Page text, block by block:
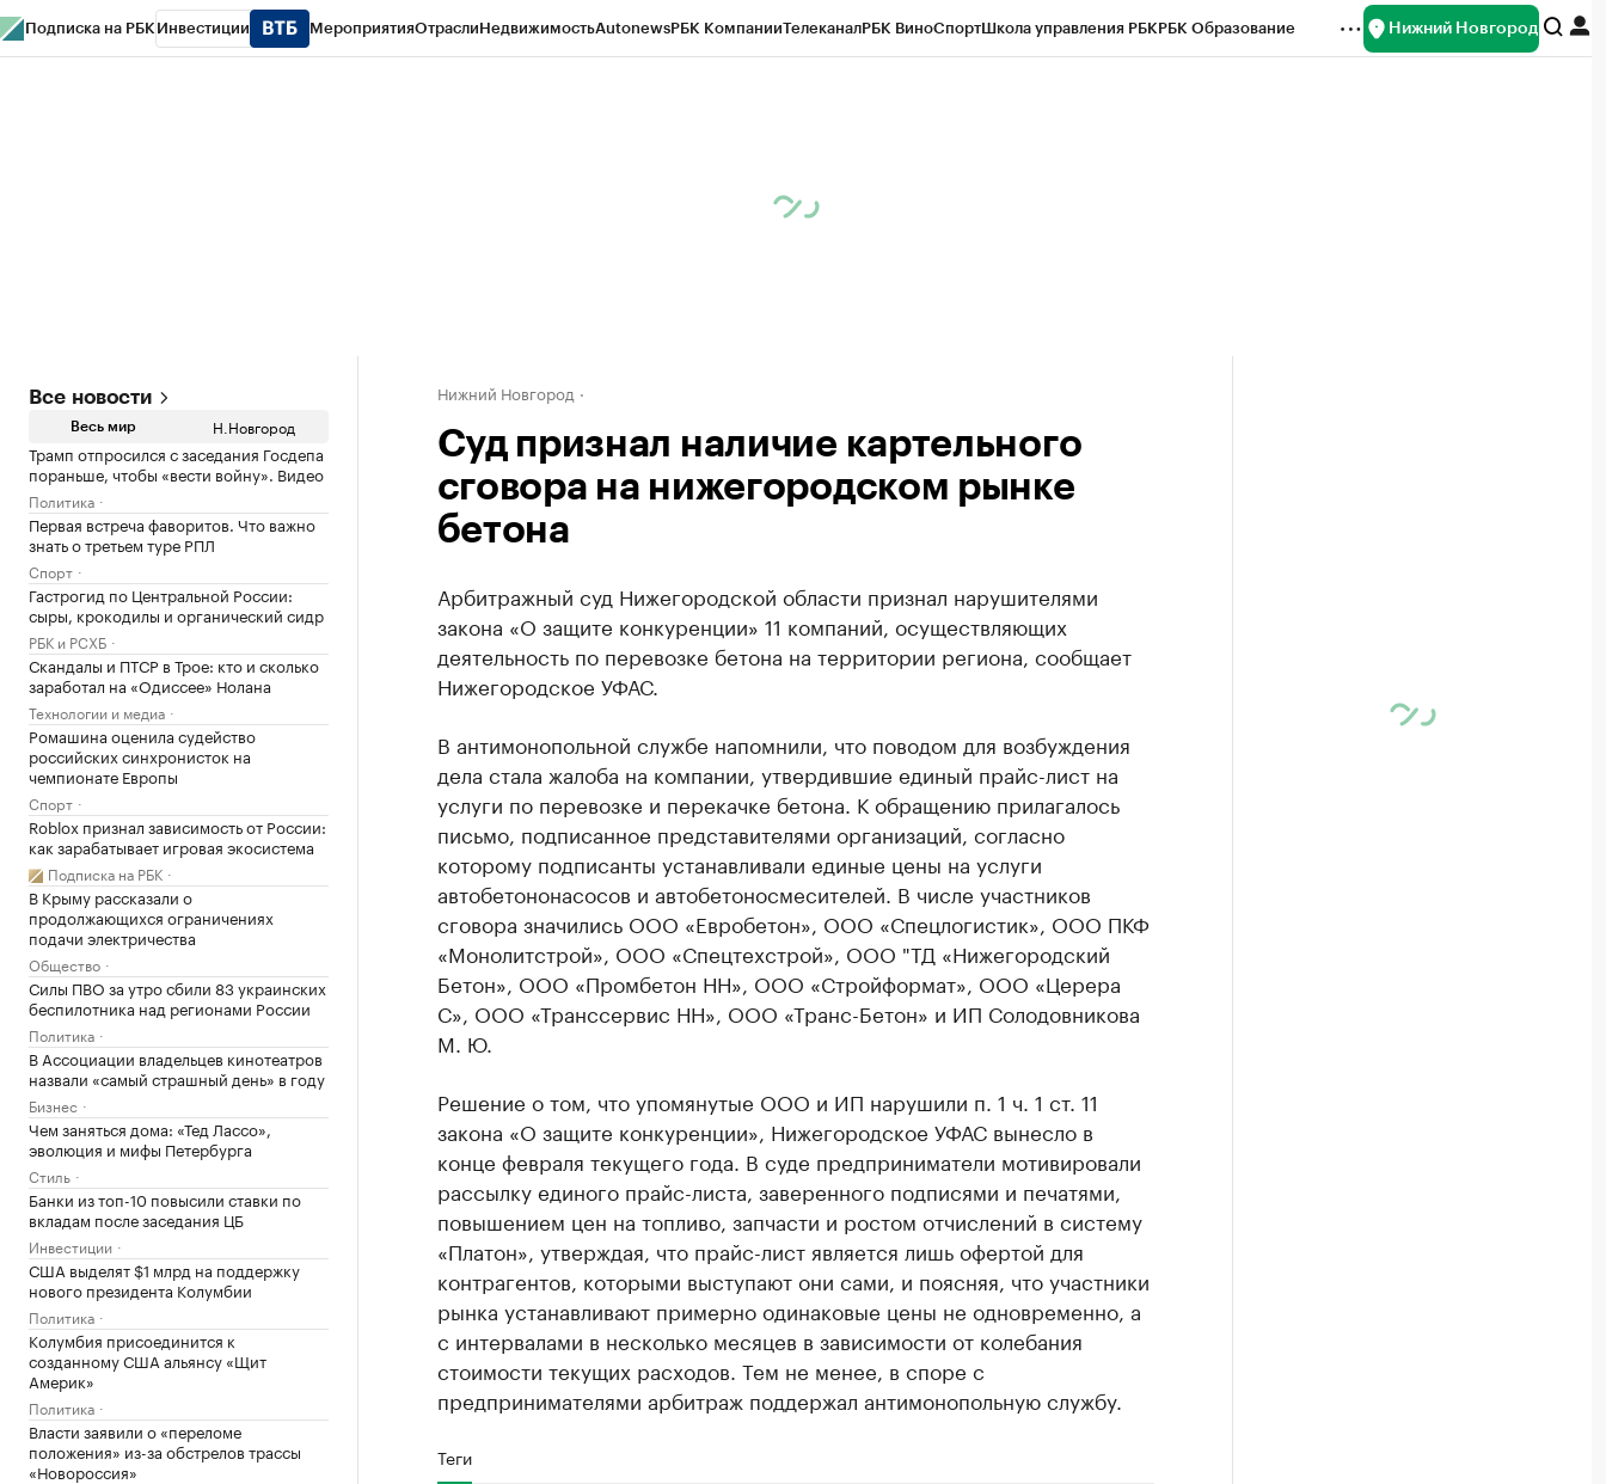
Подписка на РБК Инвестиции МероприятияОтраслиНедвижимостьAutonewsРБК КомпанииТелеканалРБК ВиноСпортШкола управления РБКРБК Образование Нижний Новгород
Все новости
Весь мир Н.Новгород
Трамп отпросился с заседания Госдепа
пораньше, чтобы «вести войну». Видео
Политика
Первая встреча фаворитов. Что важно
знать о третьем туре РПЛ
Спорт
Гастрогид по Центральной России:
сыры, крокодилы и органический сидр
РБК и РСХБ
Скандалы и ПТСР в Трое: кто и сколько
заработал на «Одиссее» Нолана
Технологии и медиа
Ромашина оценила судейство
российских синхронисток на
чемпионате Европы
Спорт
Roblox признал зависимость от России:
как зарабатывает игровая экосистема
Подписка на РБК
В Крыму рассказали о
продолжающихся ограничениях
подачи электричества
Общество
Силы ПВО за утро сбили 83 украинских
беспилотника над регионами России
Политика
В Ассоциации владельцев кинотеатров
назвали «самый страшный день» в году
Бизнес
Чем заняться дома: «Тед Лассо»,
эволюция и мифы Петербурга
Стиль
Банки из топ-10 повысили ставки по
вкладам после заседания ЦБ
Инвестиции
США выделят $1 млрд на поддержку
нового президента Колумбии
Политика
Колумбия присоединится к
созданному США альянсу «Щит
Америк»
Политика
Власти заявили о «переломе
положения» из-за обстрелов трассы
«Новороссия»
Нижний Новгород
Суд признал наличие картельного
сговора на нижегородском рынке
бетона
Арбитражный суд Нижегородской области признал нарушителями
закона «​О защите конкуренции» 11 компаний, осуществляющих
деятельность по перевозке бетона на территории региона, сообщает
Нижегородское УФАС.
В антимонопольной службе напомнили, что поводом для возбуждения
дела стала жалоба на компании, утвердившие единый прайс-лист на
услуги по перевозке и перекачке бетона. К обращению прилагалось
письмо, подписанное представителями организаций, согласно
которому подписанты устанавливали единые цены на услуги
автобетононасосов и автобетоносмесителей. В числе участников
сговора значились ООО «​Евробетон», ООО «Спецлогистик», ООО ПКФ
«Монолитстрой», ООО «​Спецтехстрой», ООО "ТД «Нижегородский
Бетон», ООО «Промбетон НН», ООО «Стройформат», ООО «Церера
С», ООО «Транссервис НН», ООО «Транс-Бетон» и ИП Солодовникова
М. Ю.
Решение о том, что упомянутые ООО и ИП нарушили п. 1 ч. 1 ст. 11
закона «​О защите конкуренции», Нижегородское УФАС вынесло в
конце февраля текущего года. В суде предприниматели мотивировали
рассылку единого прайс-листа, заверенного подписями и печатями,
повышением цен на топливо, запчасти и ростом отчислений в систему
«Платон», утверждая, что прайс-лист является лишь офертой для
контрагентов, которыми выступают они сами, и поясняя, что участники
рынка устанавливают примерно одинаковые цены не одновременно, а
с интервалами в несколько месяцев в зависимости от колебания
стоимости текущих расходов. Тем не менее, в споре с
предпринимателями арбитраж поддержал антимонопольную службу.
Теги